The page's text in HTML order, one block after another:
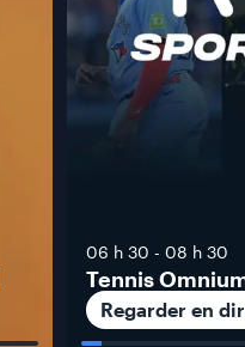
06 h 30 - 08 h 30
Tennis
Regarder en